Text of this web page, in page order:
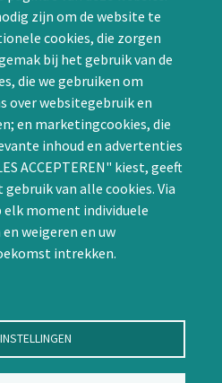
zijn om de website te
cookies, die zorgen
bij het gebruik van de
die we gebruiken om
over websitegebruik en
en marketingcookies, die
inhoud en advertenties
ACCEPTEREN" kiest, geeft
van alle cookies. Via
moment individuele
weigeren en uw
intrekken.
Groepen (SIG’s) of zelf een
SIG initiëren
Word lid